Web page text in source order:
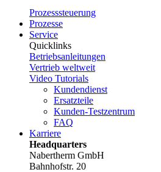
Prozesssteuerung
Prozesse
Service
Quicklinks
Betriebsanleitungen
Vertrieb weltweit
Video Tutorials
Kundendienst
Ersatzteile
Kunden-Testzentrum
FAQ
Karriere
Headquarters
Nabertherm GmbH
Bahnhofstr. 20